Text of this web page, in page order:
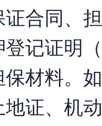
证合同、
登记证明
保材料。
地证、机